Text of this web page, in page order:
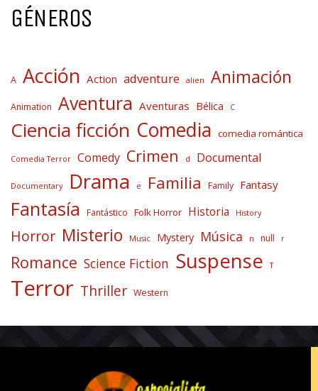
GÉNEROS
A Acción Action adventure alien Animación
Animation Aventura Aventuras Bélica C
Ciencia ficción Comedia comedia romántica
Comedia Terror Comedy Crimen d Documental
Documentary Drama e Familia Family Fantasy
Fantasía Fantástico Folk Horror Historia History
Horror Misterio Music Mystery Música n null r
Romance Science Fiction Suspense T
Terror Thriller Western